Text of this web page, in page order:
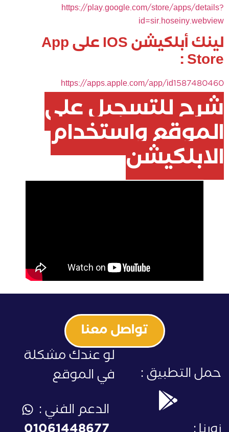
https://play.google.com/store/apps/details?
id=sir.hoseiny.webview
لينك أبلكيشن IOS على App
Store :
https://apps.apple.com/app/id1587480460
شرح للتسجيل على
الموقع واستخدام
الابلكيشن
تواصل معنا
لو عندك مشكلة
في الموقع
الدعم الفني :
حمل التطبيق :